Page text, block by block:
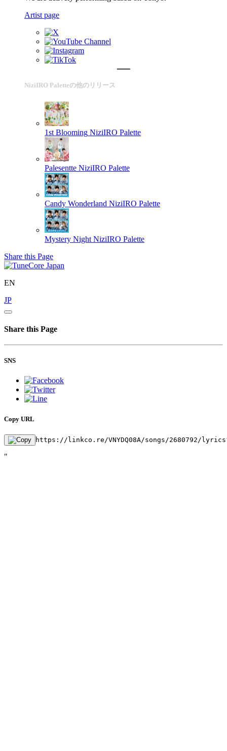
Artist page
NiziIRO Paletteの他のリリース
1st Blooming NiziIRO Palette
Palesentte NiziIRO Palette
Candy Wonderland NiziIRO Palette
Mystery Night NiziIRO Palette
Share this Page
EN
JP
Share this Page
SNS
Copy URL
https://linkco.re/VNYDQ08A/songs/2680792/
"